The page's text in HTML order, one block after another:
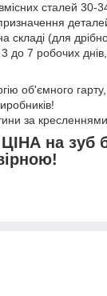
сталей 30-
складі (для
до 7 робочих
об'ємного
за
на зуб